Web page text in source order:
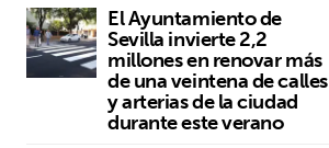
El Ayuntamiento de
Sevilla invierte 2,2
millones en renovar más
de una veintena de calles
y arterias de la ciudad
durante este verano